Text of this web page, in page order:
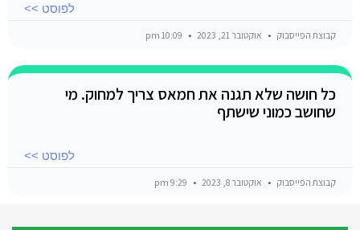
לפוסט >>
קבוצת הפייסבוק אוקטובר 21, 2023
כל חושה שלא תגנה את חמאס צריך למחוק. מי
שחושב כמוני שישתף
לפוסט >>
קבוצת הפייסבוק אוקטובר 8, 2023